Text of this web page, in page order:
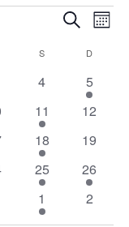
vues
Recherche
de
Mois
S D
0
évènements
4
1
5
1
évènement
11
0
12
1
évènement
18
0
19
1
évènement
25
1
26
2
évènements
1
0
2